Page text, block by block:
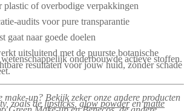
plastic of overbodige verpakkingen
audits voor pure transparantie
gaat naar goede doelen
uitsluitend met de puurste botanische
onderbouwde actieve stoffen.
resultaten voor jouw huid, zónder schade
make-up? Bekijk zeker onze andere producten
zoals delipsticks,glow powderenmatte